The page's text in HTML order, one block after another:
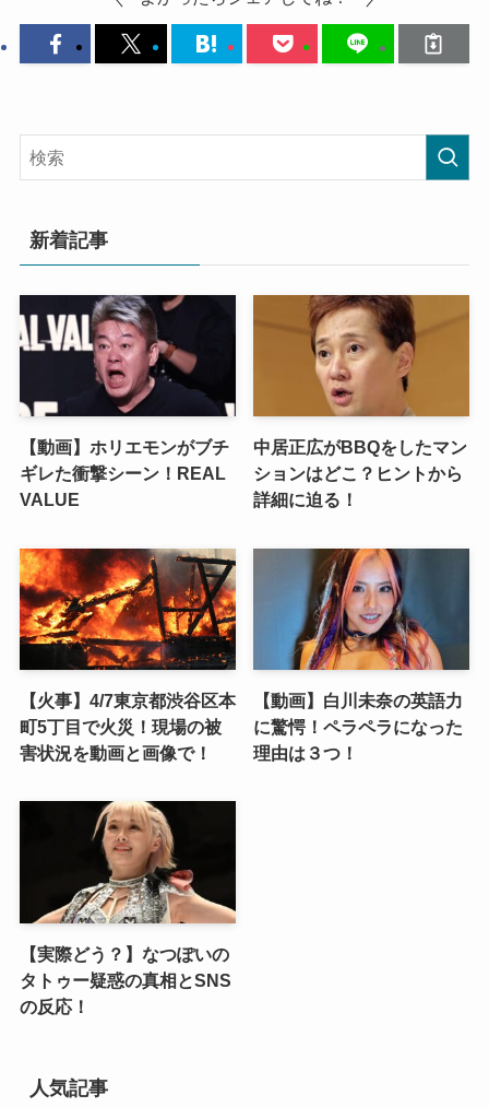
新着記事
【動画】ホリエモンがブチ
ギレた衝撃シーン！REAL
VALUE
中居正広がBBQをしたマン
ションはどこ？ヒントから
詳細に迫る！
【火事】4/7東京都渋谷区本
町5丁目で火災！現場の被
害状況を動画と画像で！
【動画】白川未奈の英語力
に驚愕！ペラペラになった
理由は３つ！
【実際どう？】なつぽいの
タトゥー疑惑の真相とSNS
の反応！
人気記事